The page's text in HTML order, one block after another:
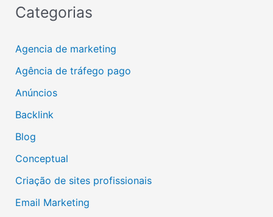
Categorias
Agencia de marketing
Agência de tráfego pago
Anúncios
Backlink
Blog
Conceptual
Criação de sites profissionais
Email Marketing